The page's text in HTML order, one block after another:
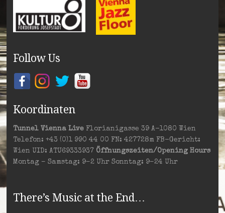
Follow Us
Koordinaten
Tunnel Vienna LiveFlorianigasse 39 A-1080 Wien
Telefon: +43 (0)1 990 44 00 FN: 427728m FB-Gericht:
Wien UID: ATU69333937 Öffnungszeiten/Opening Hours
Montag – Samstag: 9–2 Uhr Sonntag: 9–24 Uhr
There’s Music at the End…